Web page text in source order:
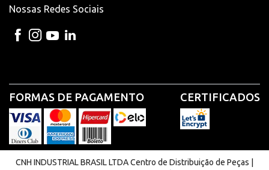
Nossas Redes Sociais
FORMAS DE PAGAMENTO CERTIFICADOS
CNH INDUSTRIAL BRASIL LTDA Centro de Distribuição de Peças |